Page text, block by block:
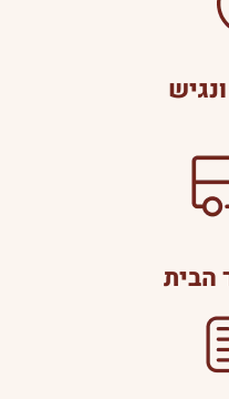
הבית